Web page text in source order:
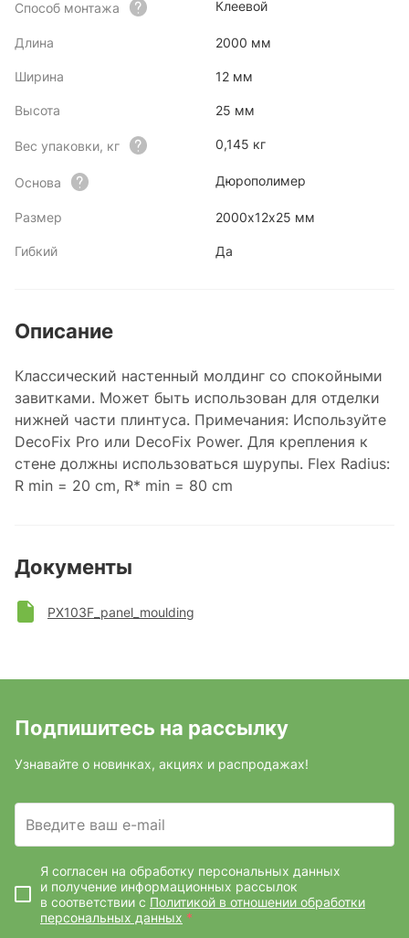
Способ монтажа Клеевой
Длина 2000 мм
Ширина 12 мм
Высота 25 мм
Вес упаковки, кг 0,145 кг
Основа Дюрополимер
Размер 2000х12х25 мм
Гибкий Да
Описание
Классический настенный молдинг со спокойными
завитками. Может быть использован для отделки
нижней части плинтуса. Примечания: Используйте
DecoFix Pro или DecoFix Power. Для крепления к
стене должны использоваться шурупы. Flex Radius:
R min = 20 cm, R* min = 80 cm
Документы
PX103F_panel_moulding
Подпишитесь на рассылку
Узнавайте о новинках, акциях и распродажах!
Введите ваш e-mail
Я согласен на обработку персональных данных
и получение информационных рассылок
в соответствии с Политикой в отношении обработки
персональных данных *